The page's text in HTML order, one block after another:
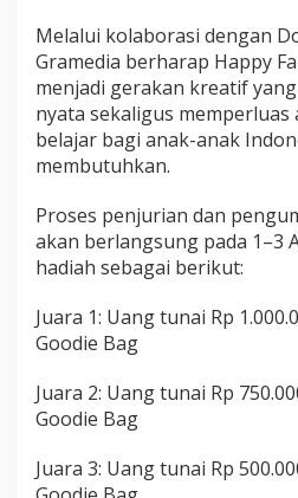
Melalui kolaborasi dengan
Gramedia berharap Happy
menjadi gerakan kreatif
nyata sekaligus
belajar bagi anak-anak
membutuhkan.
Proses penjurian dan
akan berlangsung pada 1–3
hadiah sebagai berikut:
Juara 1: Uang tunai Rp
Goodie Bag
Juara 2: Uang tunai Rp
Goodie Bag
Juara 3: Uang tunai Rp